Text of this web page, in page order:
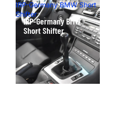
IRP-Germany BMW Short
Shifter
IRP-Germany BMW
Short Shifter